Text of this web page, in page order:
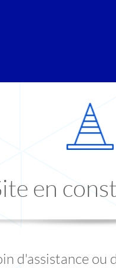
en
d'assistance ou